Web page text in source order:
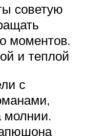
советую
моментов.
и теплой
с
молнии.